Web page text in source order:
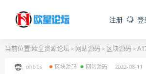
注册 登
当前位置:欧皇资源论坛 > 网站源码 > 区块源码 >
ohbbs 区块源码 网站源码 2022-08-11